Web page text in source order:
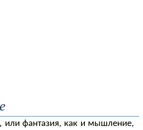
или фантазия, как и мышление,